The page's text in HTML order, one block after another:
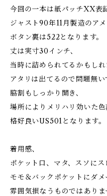
今回の一本は紙パッチXX表
ジャスト90年11月製造のアメ
ボタン裏は522となります。
丈は実寸30インチ、
当時に詰められてるかもしれ
アタリは出てるので問題無い
脇割もしっかり開き、
場所によりメリハリ効いた色
格好良いUS501となります。
着用感、
ポケット口、マタ、スソにス
モモ＆バックポケットにダメ
雰囲気損なうものではありま